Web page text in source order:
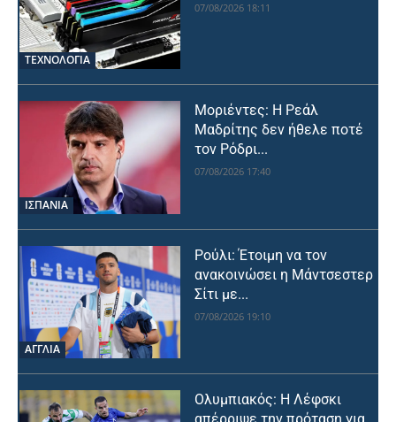
ΤΕΧΝΟΛΟΓΙΑ
07/08/2026 18:11
ΙΣΠΑΝΙΑ
Μοριέντες: Η Ρεάλ
Μαδρίτης δεν ήθελε ποτέ
τον Ρόδρι...
07/08/2026 17:40
ΑΓΓΛΙΑ
Ρούλι: Έτοιμη να τον
ανακοινώσει η Μάντσεστερ
Σίτι με...
07/08/2026 19:10
Ολυμπιακός: Η Λέφσκι